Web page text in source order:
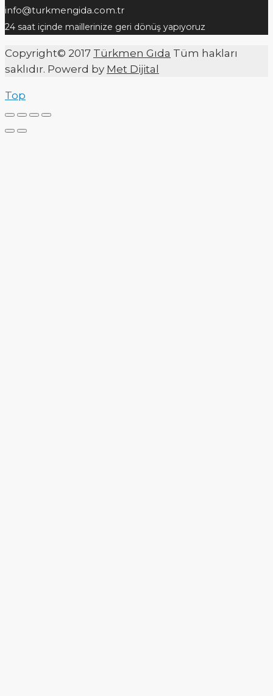
info@turkmengida.com.tr
24 saat içinde maillerinize geri dönüş yapıyoruz
Copyright© 2017 Türkmen Gıda Tüm hakları
saklıdır. Powerd by Met Dijital
Top